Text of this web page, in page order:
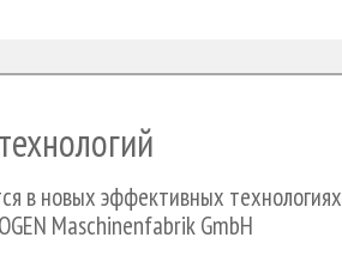
в новых эффективных технологиях
Maschinenfabrik GmbH